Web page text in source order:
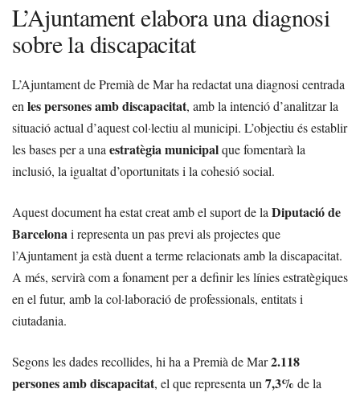
L’Ajuntament elabora una diagnosi
sobre la discapacitat
L’Ajuntament de Premià de Mar ha redactat una diagnosi centrada
en les persones amb discapacitat, amb la intenció d’analitzar la
situació actual d’aquest col·lectiu al municipi. L’objectiu és establir
les bases per a una estratègia municipalque fomentarà la
inclusió, la igualtat d’oportunitats i la cohesió social.
Aquest document ha estat creat amb el suport de la Diputació de
Barcelonai representa un pas previ als projectes que
l’Ajuntament ja està duent a terme relacionats amb la discapacitat.
A més, servirà com a fonament per a definir les línies estratègiques
en el futur, amb la col·laboració de professionals, entitats i
ciutadania.
Segons les dades recollides, hi ha a Premià de Mar2.118
persones amb discapacitat, el que representa un 7,3% de la